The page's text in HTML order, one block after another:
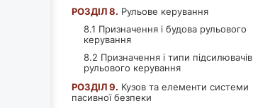
РОЗДІЛ 8. Рульове керування
8.1 Призначення і будова рульового
керування
8.2 Призначення і типи підсилювачів
рульового керування
РОЗДІЛ 9. Кузов та елементи системи
пасивної безпеки